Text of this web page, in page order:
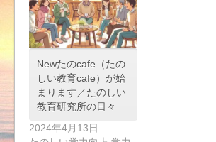
Newたのcafe（たの
しい教育cafe）が始
まります／たのしい
教育研究所の日々
2024年4月13日